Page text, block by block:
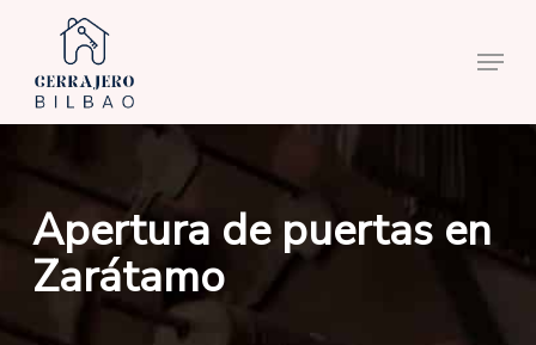
main
content
Menu
Apertura de puertas en
Zarátamo